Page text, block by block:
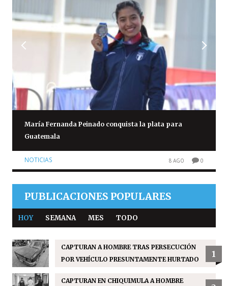
María Fernanda Peinado conquista la plata para
Guatemala
NOTICIAS 8 AGO 0
PUBLICACIONES POPULARES
HOY SEMANA MES TODO
CAPTURAN A HOMBRE TRAS PERSECUCIÓN
POR VEHÍCULO PRESUNTAMENTE HURTADO
1
CAPTURAN EN CHIQUIMULA A HOMBRE